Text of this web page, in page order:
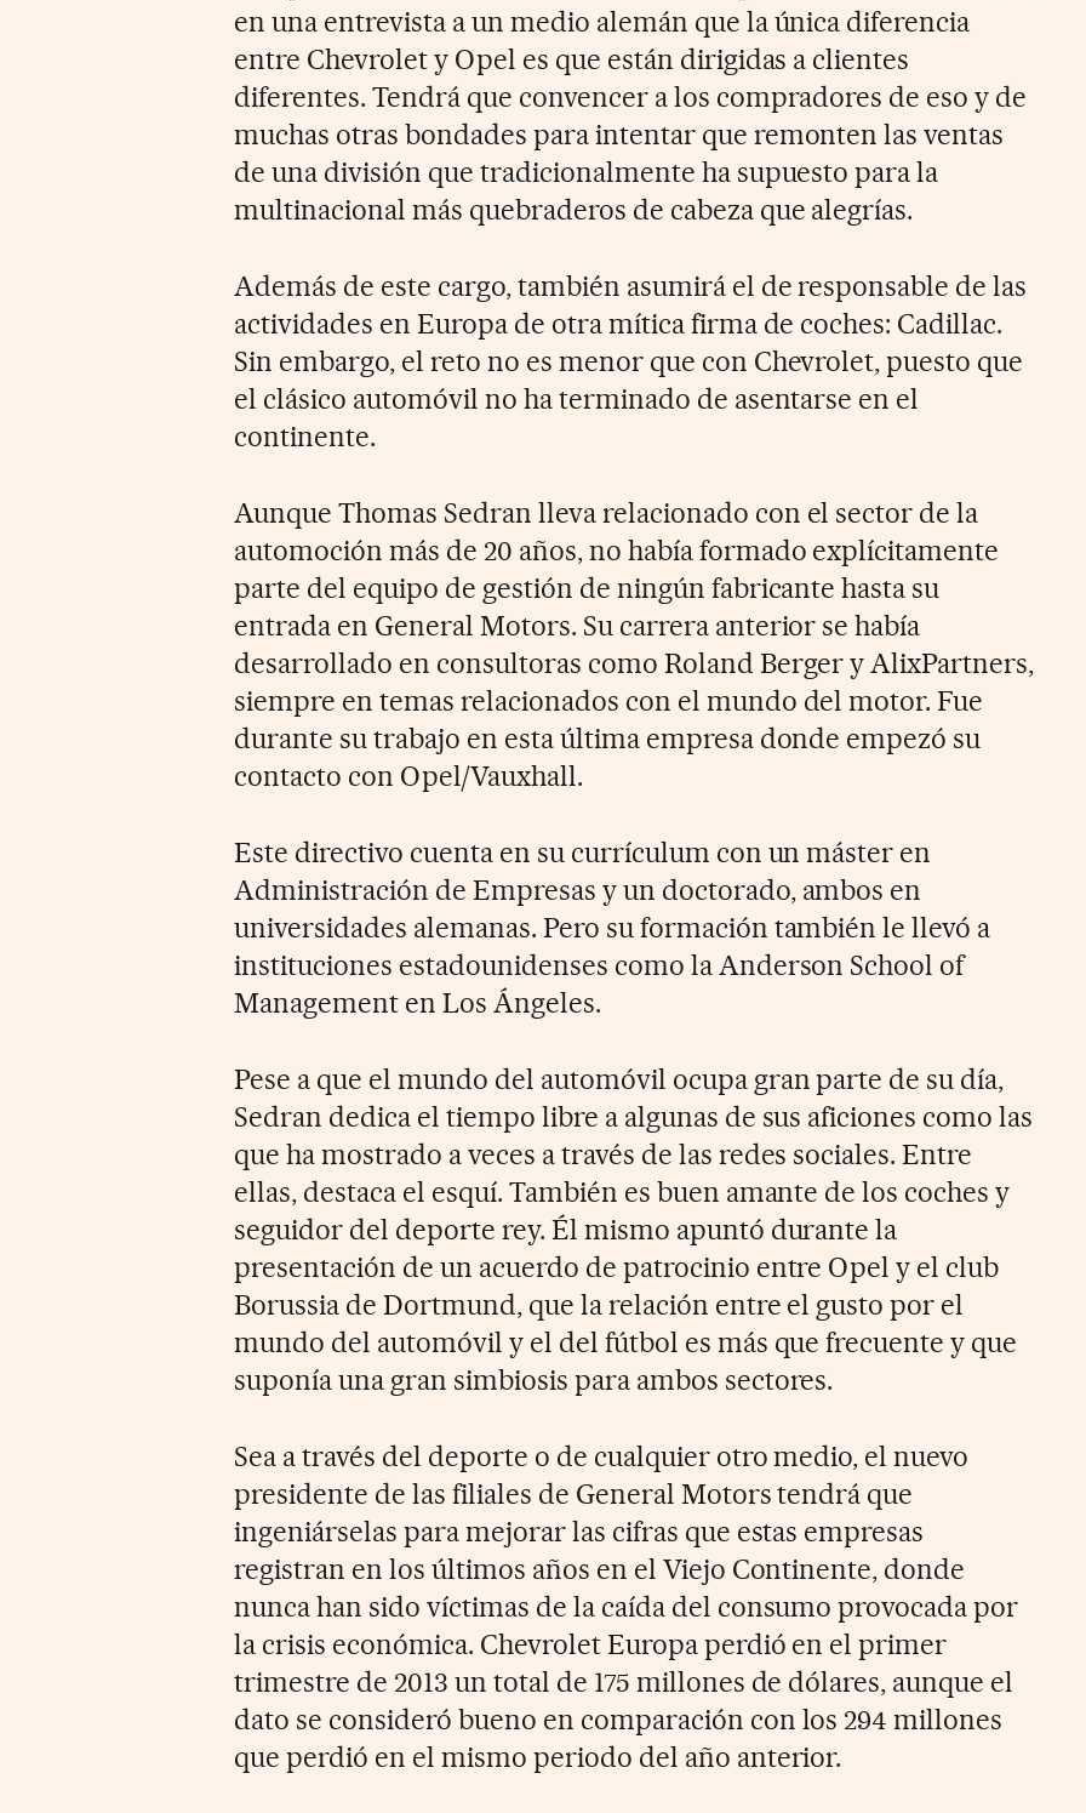
en una entrevista a un medio alemán que la única diferencia
entre Chevrolet y Opel es que están dirigidas a clientes
diferentes. Tendrá que convencer a los compradores de eso y de
muchas otras bondades para intentar que remonten las ventas
de una división que tradicionalmente ha supuesto para la
multinacional más quebraderos de cabeza que alegrías.
Además de este cargo, también asumirá el de responsable de las
actividades en Europa de otra mítica firma de coches: Cadillac.
Sin embargo, el reto no es menor que con Chevrolet, puesto que
el clásico automóvil no ha terminado de asentarse en el
continente.
Aunque Thomas Sedran lleva relacionado con el sector de la
automoción más de 20 años, no había formado explícitamente
parte del equipo de gestión de ningún fabricante hasta su
entrada en General Motors. Su carrera anterior se había
desarrollado en consultoras como Roland Berger y AlixPartners,
siempre en temas relacionados con el mundo del motor. Fue
durante su trabajo en esta última empresa donde empezó su
contacto con Opel/Vauxhall.
Este directivo cuenta en su currículum con un máster en
Administración de Empresas y un doctorado, ambos en
universidades alemanas. Pero su formación también le llevó a
instituciones estadounidenses como la Anderson School of
Management en Los Ángeles.
Pese a que el mundo del automóvil ocupa gran parte de su día,
Sedran dedica el tiempo libre a algunas de sus aficiones como las
que ha mostrado a veces a través de las redes sociales. Entre
ellas, destaca el esquí. También es buen amante de los coches y
seguidor del deporte rey. Él mismo apuntó durante la
presentación de un acuerdo de patrocinio entre Opel y el club
Borussia de Dortmund, que la relación entre el gusto por el
mundo del automóvil y el del fútbol es más que frecuente y que
suponía una gran simbiosis para ambos sectores.
Sea a través del deporte o de cualquier otro medio, el nuevo
presidente de las filiales de General Motors tendrá que
ingeniárselas para mejorar las cifras que estas empresas
registran en los últimos años en el Viejo Continente, donde
nunca han sido víctimas de la caída del consumo provocada por
la crisis económica. Chevrolet Europa perdió en el primer
trimestre de 2013 un total de 175 millones de dólares, aunque el
dato se consideró bueno en comparación con los 294 millones
que perdió en el mismo periodo del año anterior.